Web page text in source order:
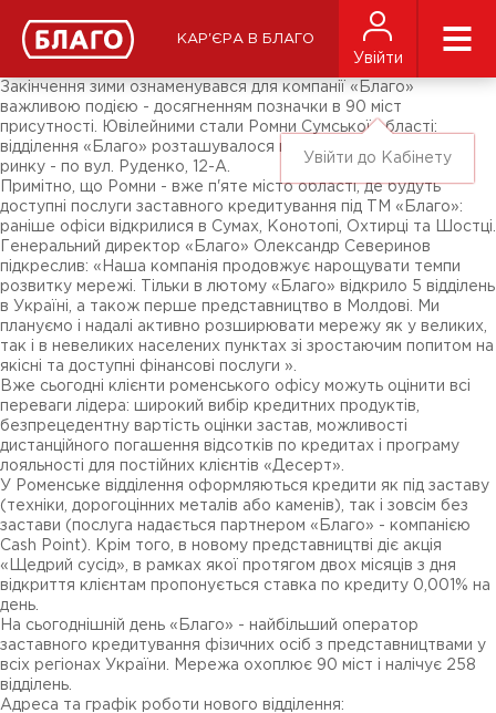
КАР'ЄРА В БЛАГО
Увійти
Увійти до Кабінету
ЗМІ про нас
Підписники соц-мереж
Ярмарки
Закінчення зими ознаменувався для компанії «Благо»
важливою подією - досягненням позначки в 90 міст
присутності. Ювілейними стали Ромни Сумської області:
відділення «Благо» розташувалося в районі центрального
ринку - по вул. Руденко, 12-А.
Примітно, що Ромни - вже п'яте місто області, де будуть
доступні послуги заставного кредитування під ТМ «Благо»:
раніше офіси відкрилися в Сумах, Конотопі, Охтирці та Шостці.
Генеральний директор «Благо» Олександр Северинов
підкреслив: «Наша компанія продовжує нарощувати темпи
розвитку мережі. Тільки в лютому «Благо» відкрило 5 відділень
в Україні, а також перше представництво в Молдові. Ми
плануємо і надалі активно розширювати мережу як у великих,
так і в невеликих населених пунктах зі зростаючим попитом на
якісні та доступні фінансові послуги ».
Вже сьогодні клієнти роменського офісу можуть оцінити всі
переваги лідера: широкий вибір кредитних продуктів,
безпрецедентну вартість оцінки застав, можливості
дистанційного погашення відсотків по кредитах і програму
лояльності для постійних клієнтів «Десерт».
У Роменське відділення оформляються кредити як під заставу
(техніки, дорогоцінних металів або каменів), так і зовсім без
застави (послуга надається партнером «Благо» - компанією
Cash Point). Крім того, в новому представництві діє акція
«Щедрий сусід», в рамках якої протягом двох місяців з дня
відкриття клієнтам пропонується ставка по кредиту 0,001% на
день.
На сьогоднішній день «Благо» - найбільший оператор
заставного кредитування фізичних осіб з представництвами у
всіх регіонах України. Мережа охоплює 90 міст і налічує 258
відділень.
Адреса та графік роботи нового відділення: